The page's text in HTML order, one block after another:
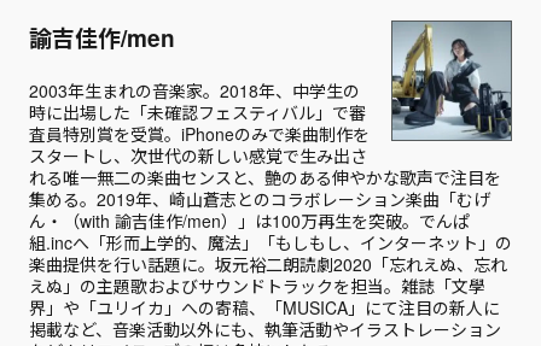
諭吉佳作/men
2003年⽣まれの⾳楽家。2018年、中学⽣の
時に出場した「未確認フェスティバル」で審
査員特別賞を受賞。iPhoneのみで楽曲制作を
スタートし、次世代の新しい感覚で⽣み出さ
れる唯⼀無⼆の楽曲センスと、艶のある伸やかな歌声で注目を
集める。2019年、崎⼭蒼志とのコラボレーション楽曲「むげ
ん・（with 諭吉佳作/men）」は100万再⽣を突破。でんぱ
組.incへ「形⽽上学的、魔法」「もしもし、インターネット」の
楽曲提供を⾏い話題に。坂元裕⼆朗読劇2020「忘れえぬ、忘れ
えぬ」の主題歌およびサウンドトラックを担当。雑誌「文學
界」や「ユリイカ」への寄稿、「MUSICA」にて注目の新人に
掲載など、音楽活動以外にも、執筆活動やイラストレーション